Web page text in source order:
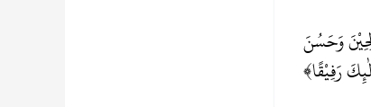
وَحَسُنَ
رَفِيْقًا﴾